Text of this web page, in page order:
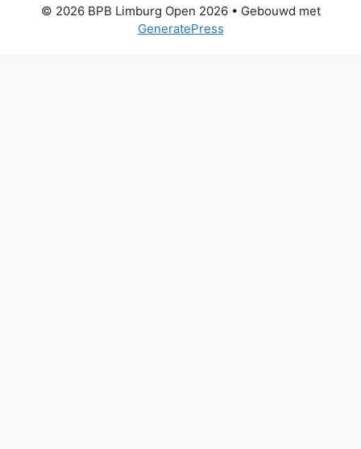
© 2026 BPB Limburg Open 2026• Gebouwd met
GeneratePress